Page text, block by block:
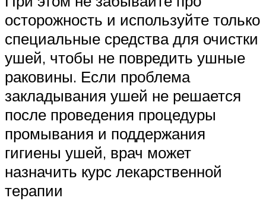
осторожность и используйте только
специальные средства для очистки
ушей, чтобы не повредить ушные
раковины. Если проблема
закладывания ушей не решается
после проведения процедуры
промывания и поддержания
гигиены ушей, врач может
назначить курс лекарственной
терапии